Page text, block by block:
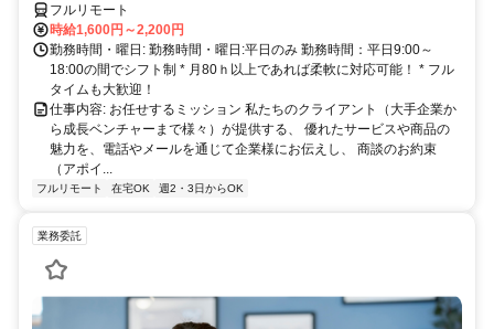
フルリモート
時給1,600円～2,200円
勤務時間・曜日: 勤務時間・曜日:平日のみ 勤務時間：平日9:00～
18:00の間でシフト制 * ​月80ｈ以上であれば柔軟に対応可能！ * フル
タイムも大歓迎！
仕事内容: お任せするミッション 私たちのクライアント（大手企業か
ら成長ベンチャーまで様々）が提供する、 優れたサービスや商品の
魅力を、電話やメールを通じて企業様にお伝えし、 商談のお約束
（アポイ...
フルリモート 在宅OK 週2・3日からOK
業務委託